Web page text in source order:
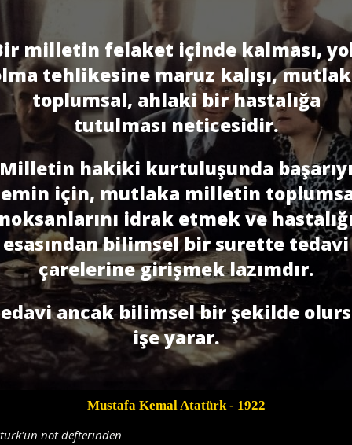
milletin felaket içinde kalması,
tehlikesine maruz kalışı,
toplumsal, ahlaki bir hastalığa
tutulması neticesidir.
hakiki kurtuluşunda
için, mutlaka milletin
idrak etmek ve
esasından bilimsel bir surette tedavi
çarelerine girişmek lazımdır.
ancak bilimsel bir şekilde
işe yarar.
Mustafa Kemal Atatürk- 1922
not defterinden